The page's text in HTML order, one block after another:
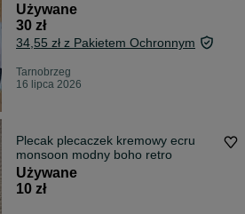
Używane
30 zł
34,55 zł z Pakietem Ochronnym
Tarnobrzeg
16 lipca 2026
Plecak plecaczek kremowy ecru
monsoon modny boho retro
Używane
10 zł